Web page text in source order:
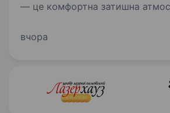
— це комфортна затишна
де ти реалізуєш свої творчі
вчора